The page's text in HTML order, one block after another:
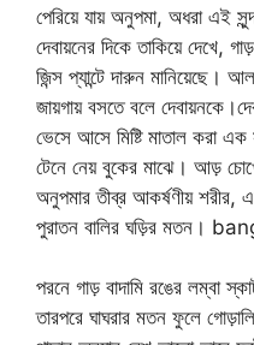
পেরিয়ে যায় অনুপমা, অধরা এই
দেবায়নের দিকে তাকিয়ে দেখে,
জিন্স প্যান্টে দারুন মানিয়েছে।
জায়গায় বসতে বলে
ভেসে আসে মিষ্টি মাতাল করা এক
টেনে নেয় বুকের মাঝে। আড়
অনুপমার তীব্র আকর্ষণীয়
পুরাতন বালির ঘড়ির মতন।
পরনে গাড় বাদামি রঙের লম্বা
তারপরে ঘাঘরার মতন ফুলে